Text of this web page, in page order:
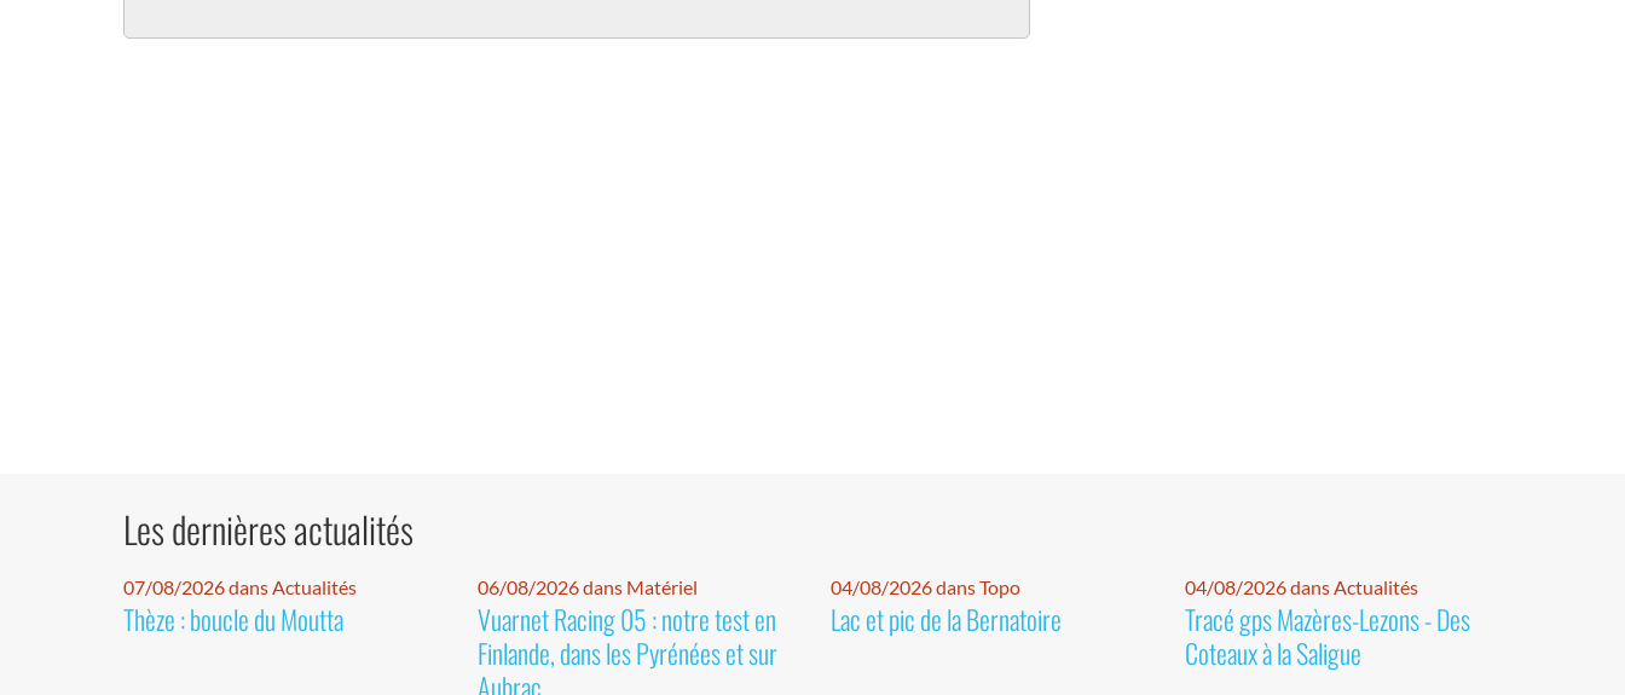
Les dernières actualités
07/08/2026 dans Actualités
Thèze : boucle du Moutta
06/08/2026 dans Matériel
Vuarnet Racing 05 : notre test en
Finlande, dans les Pyrénées et sur
Aubrac
04/08/2026 dans Topo
Lac et pic de la Bernatoire
04/08/2026 dans Actualités
Tracé gps Mazères-Lezons - Des
Coteaux à la Saligue